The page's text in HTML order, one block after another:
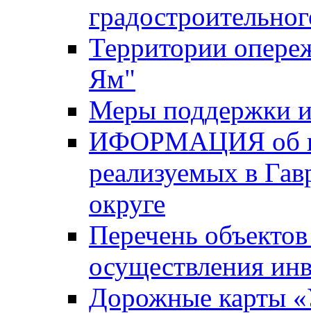
Территории
Ям"
Меры поддержки
ИФОРМАЦИЯ об
реализуемых в
округе
Перечень
осуществления
Дорожные карты